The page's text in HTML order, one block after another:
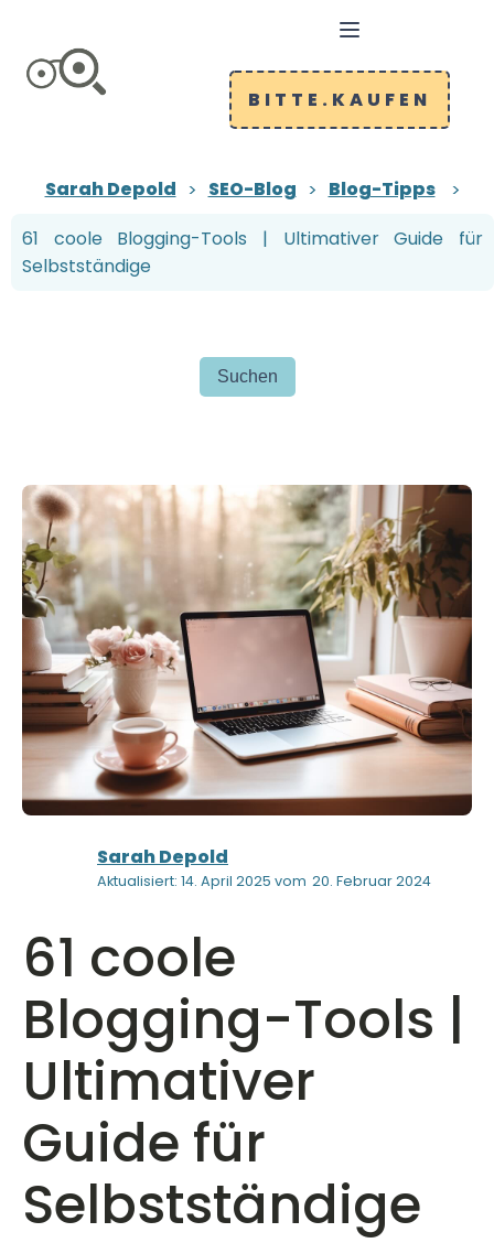
BITTE.KAUFEN
Sarah Depold SEO-Blog
Blog-Tipps
61 coole Blogging-Tools | Ultimativer Guide für
Selbstständige
Sarah Depold
Aktualisiert: 14. April 2025 vom 20. Februar 2024
61 coole
Blogging-Tools |
Ultimativer
Guide für
Selbstständige